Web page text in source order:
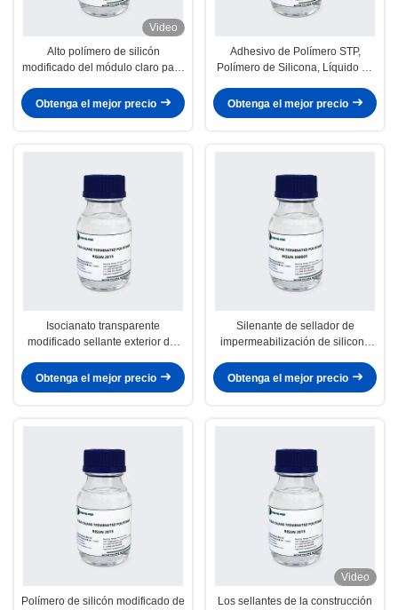
Video
Alto polímero de silicón
modificado del módulo claro para
Obtenga el mejor precio
Adhesivo de Polímero STP,
Polímero de Silicona, Líquido de
Obtenga el mejor precio
Isocianato transparente
modificado sellante exterior del
Obtenga el mejor precio
Silenante de sellador de
impermeabilización de silicona
disolvente para el baño de cocina
Obtenga el mejor precio
Polímero de silicón modificado de
Video
Los sellantes de la construcción